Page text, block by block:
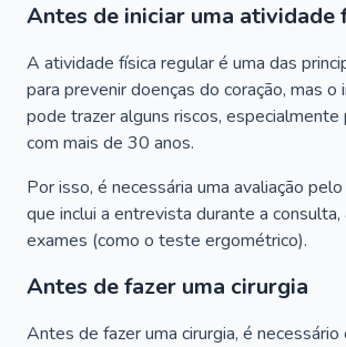
Antes de iniciar uma atividade
A atividade física regular é uma das
para prevenir doenças do coração, mas o
pode trazer alguns riscos, especialmente
com mais de 30 anos.
Por isso, é necessária uma avaliação
que inclui a entrevista durante a
exames (como o teste ergométrico).
Antes de fazer uma cirurgia
Antes de fazer uma cirurgia, é